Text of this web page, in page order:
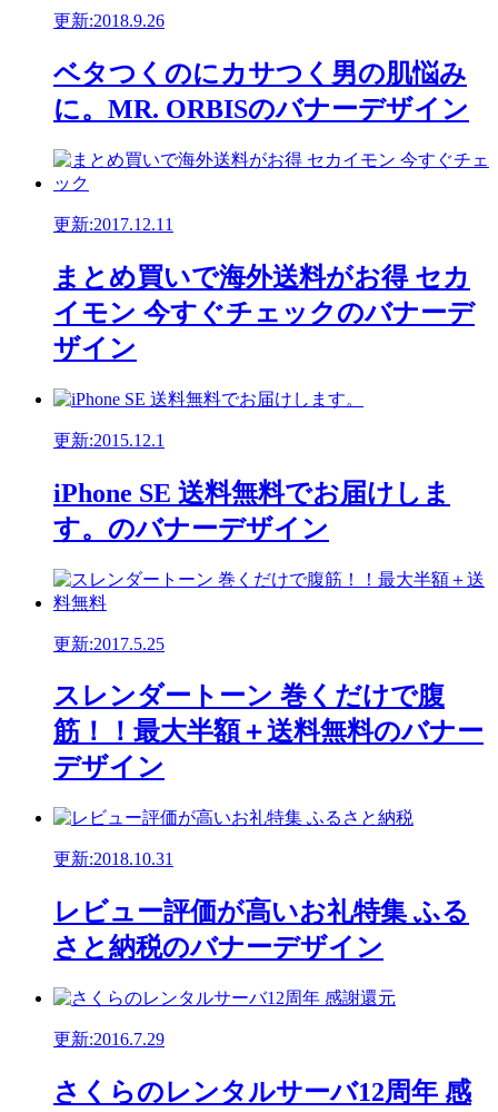
更新:2018.9.26
ベタつくのにカサつく男の肌悩み
に。MR. ORBISのバナーデザイン
更新:2017.12.11
まとめ買いで海外送料がお得 セカ
イモン 今すぐチェックのバナーデ
ザイン
更新:2015.12.1
iPhone SE 送料無料でお届けしま
す。のバナーデザイン
更新:2017.5.25
スレンダートーン 巻くだけで腹
筋！！最大半額＋送料無料のバナー
デザイン
更新:2018.10.31
レビュー評価が高いお礼特集 ふる
さと納税のバナーデザイン
更新:2016.7.29
さくらのレンタルサーバ12周年 感